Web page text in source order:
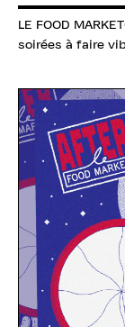
LE FOOD
soirées à faire